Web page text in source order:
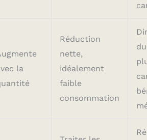
la
Réduction
nette,
idéalement
faible
consommation